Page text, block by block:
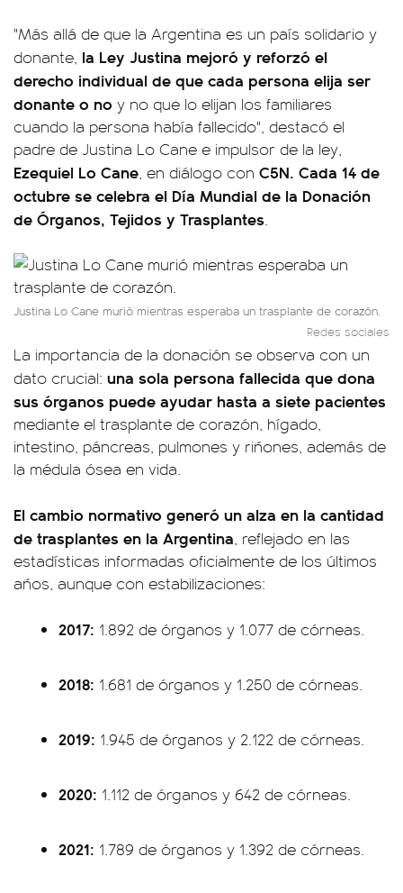
"Más allá de que la Argentina es un país solidario y
donante, la Ley Justina mejoró y reforzó el
derecho individual de que cada persona elija ser
donante o no y no que lo elijan los familiares
cuando la persona había fallecido", destacó el
padre de Justina Lo Cane e impulsor de la ley,
Ezequiel Lo Cane, en diálogo con C5N. Cada 14 de
octubre se celebra el Día Mundial de la Donación
de Órganos, Tejidos y Trasplantes.
Justina Lo Cane murió mientras esperaba un trasplante de corazón.
Redes sociales
La importancia de la donación se observa con un
dato crucial: una sola persona fallecida que dona
sus órganos puede ayudar hasta a siete pacientes
mediante el trasplante de corazón, hígado,
intestino, páncreas, pulmones y riñones, además de
la médula ósea en vida.
El cambio normativo generó un alza en la cantidad
de trasplantes en la Argentina, reflejado en las
estadísticas informadas oficialmente de los últimos
años, aunque con estabilizaciones:
2017: 1.892 de órganos y 1.077 de córneas.
2018: 1.681 de órganos y 1.250 de córneas.
2019: 1.945 de órganos y 2.122 de córneas.
2020: 1.112 de órganos y 642 de córneas.
2021: 1.789 de órganos y 1.392 de córneas.